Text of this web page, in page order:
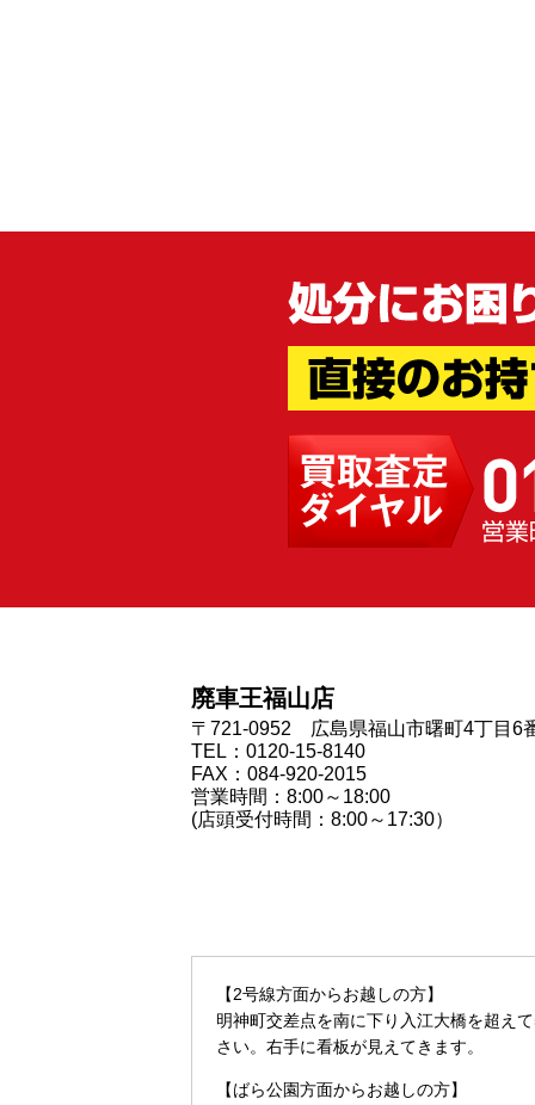
廃車王福山店
〒721-0952 広島県福山市曙町4丁目6
TEL：0120-15-8140
FAX：084-920-2015
営業時間：8:00～18:00
(店頭受付時間：8:00～17:30）
【2号線方面からお越しの方】
明神町交差点を南に下り入江大橋を超え
さい。右手に看板が見えてきます。
【ばら公園方面からお越しの方】